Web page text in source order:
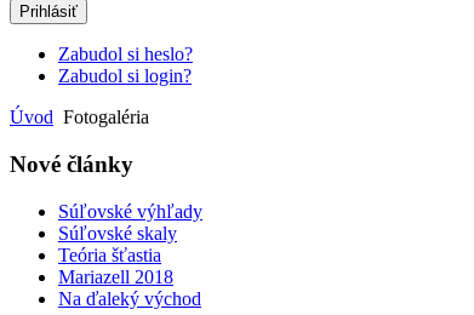
Zabudol si heslo?
Zabudol si login?
Úvod Fotogaléria
Nové články
Súľovské výhľady
Súľovské skaly
Teória šťastia
Mariazell 2018
Na ďaleký východ